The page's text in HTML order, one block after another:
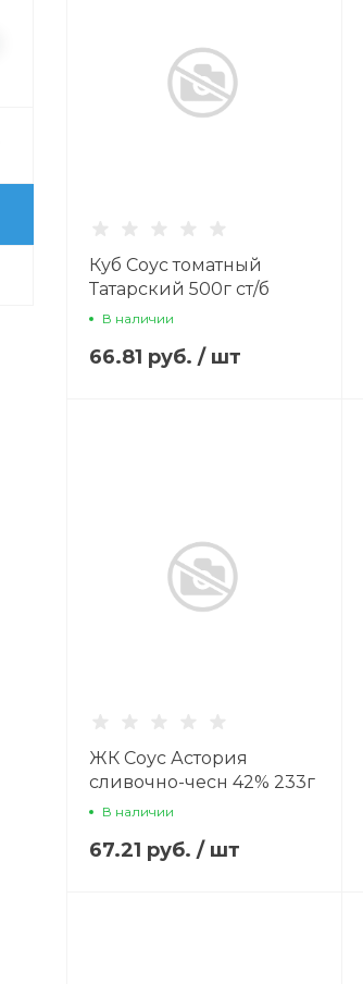
Куб Соус томатный
Татарский 500г ст/б
В наличии
66.81 руб. / шт
ЖК Соус Астория
сливочно-чесн 42% 233г
В наличии
67.21 руб. / шт